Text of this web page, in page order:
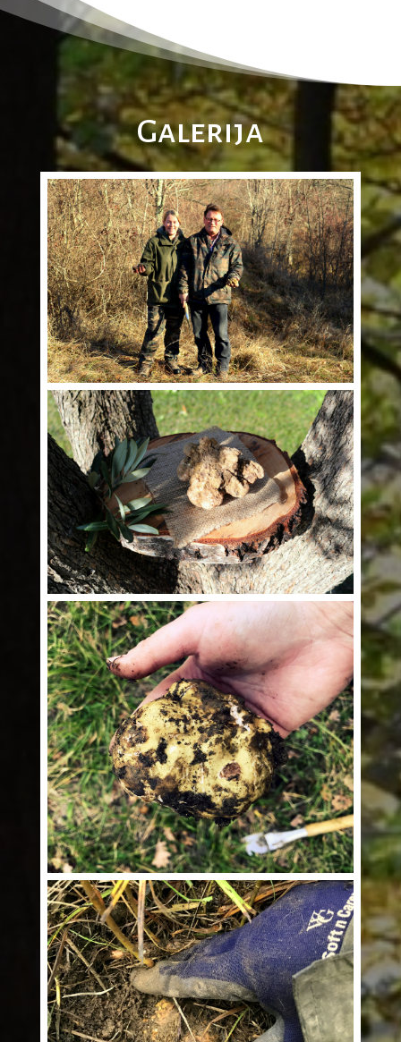
Galerija